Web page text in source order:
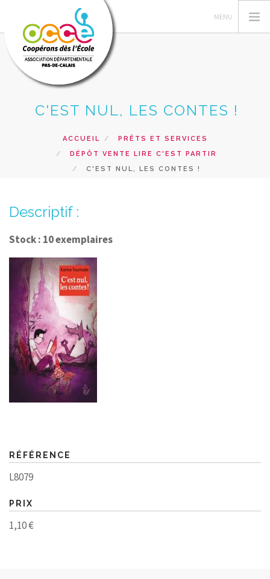
L'OCCE 62
RESSOURCES ET SERVICES
RECHERCHER
CONTACT
C'EST NUL, LES CONTES !
ACCUEIL
PRÊTS ET SERVICES
DÉPÔT VENTE LIRE C'EST PARTIR
C'EST NUL, LES CONTES !
Descriptif :
Stock : 10 exemplaires
RÉFÉRENCE
L8079
PRIX
1,10 €